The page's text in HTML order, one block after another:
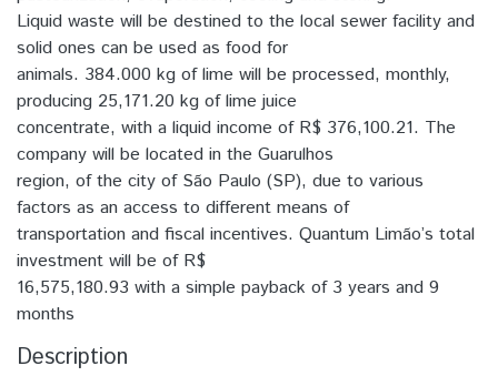
Liquid waste will be destined to the local sewer facility and
solid ones can be used as food for
animals. 384.000 kg of lime will be processed, monthly,
producing 25,171.20 kg of lime juice
concentrate, with a liquid income of R$ 376,100.21. The
company will be located in the Guarulhos
region, of the city of São Paulo (SP), due to various
factors as an access to different means of
transportation and fiscal incentives. Quantum Limão’s total
investment will be of R$
16,575,180.93 with a simple payback of 3 years and 9
months
Description